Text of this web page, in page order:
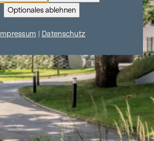
Optionales ablehnen
Impressum Datenschutz